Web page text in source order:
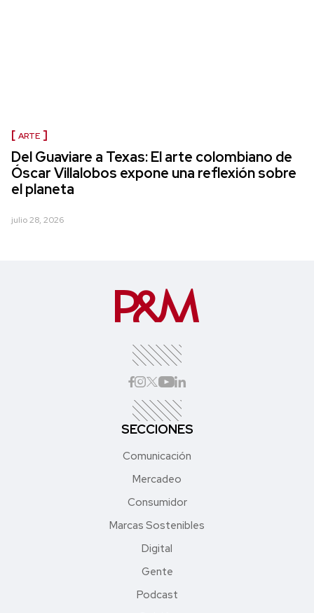
ARTE
Del Guaviare a Texas: El arte colombiano de
Óscar Villalobos expone una reflexión sobre
el planeta
julio 28, 2026
SECCIONES
Comunicación
Mercadeo
Consumidor
Marcas Sostenibles
Digital
Gente
Podcast